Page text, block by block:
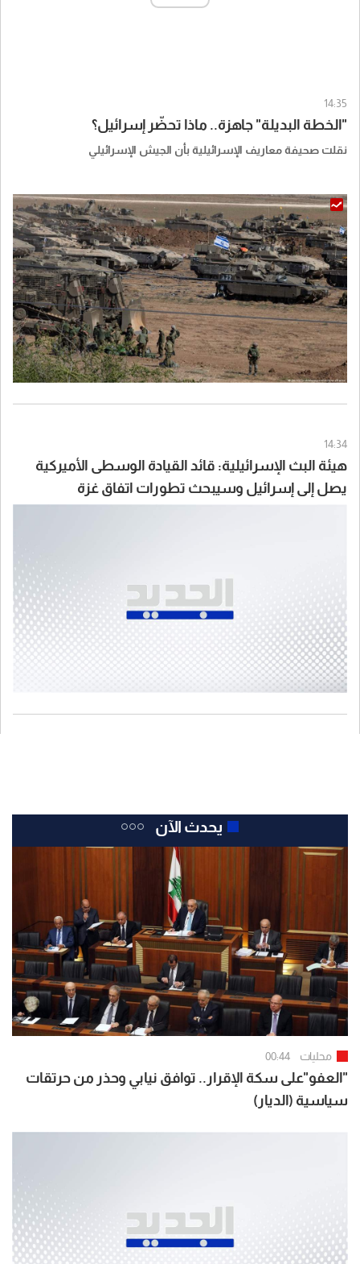
14:35
"الخطة البديلة" جاهزة.. ماذا تحضّر إسرائيل؟
نقلت صحيفة معاريف الإسرائيلية بأن الجيش الإسرائيلي
14:34
هيئة البث الإسرائيلية: قائد القيادة الوسطى الأميركية
يصل إلى إسرائيل وسيبحث تطورات اتفاق غزة
يحدث الآن
محليات 00:44
"العفو"على سكة الإقرار.. توافق نيابي وحذر من حرتقات
سياسية (الديار)